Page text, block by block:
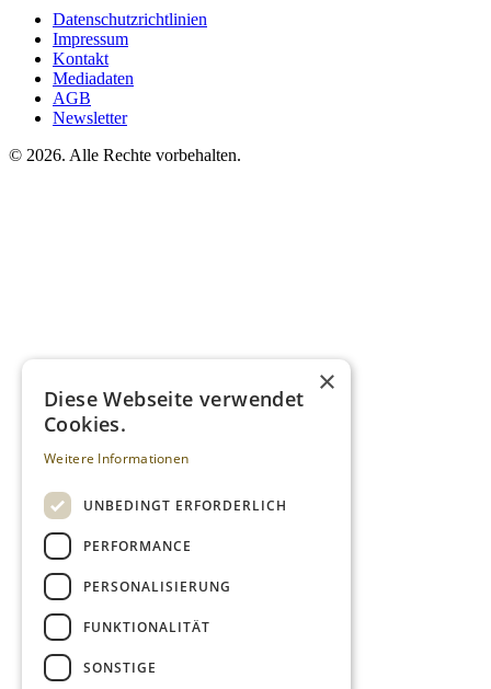
Datenschutzrichtlinien
Impressum
Kontakt
Mediadaten
AGB
Newsletter
© 2026. Alle Rechte vorbehalten.
×
Diese Webseite verwendet
Cookies.
Weitere Informationen
UNBEDINGT ERFORDERLICH
PERFORMANCE
PERSONALISIERUNG
FUNKTIONALITÄT
SONSTIGE